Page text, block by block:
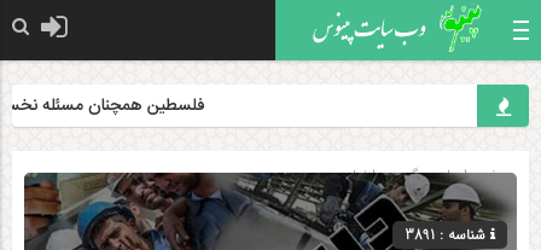
فلسطین همچنان مسئله نخست
صفحه اصلی» گروه »اخبار
شناسه : 3891